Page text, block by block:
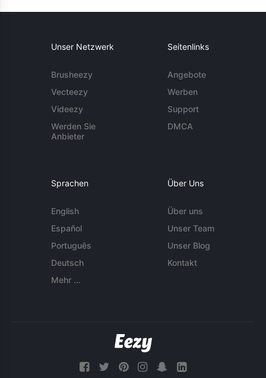
Unser Netzwerk
Brusheezy
Vecteezy
Videezy
Werden Sie
Anbieter
Seitenlinks
Angebote
Werben
Support
DMCA
Sprachen
English
Español
Português
Deutsch
Mehr ...
Über Uns
Über uns
Unser Team
Unser Blog
Kontakt